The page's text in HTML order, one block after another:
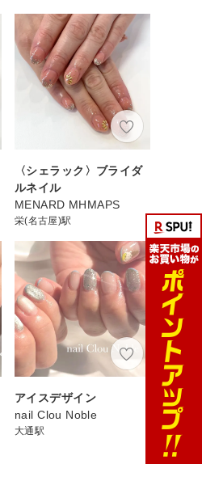
〈シェラック〉ブライダ
ルネイル
MENARD MHMAPS
栄(名古屋)駅
アイスデザイン
nail Clou Noble
大通駅